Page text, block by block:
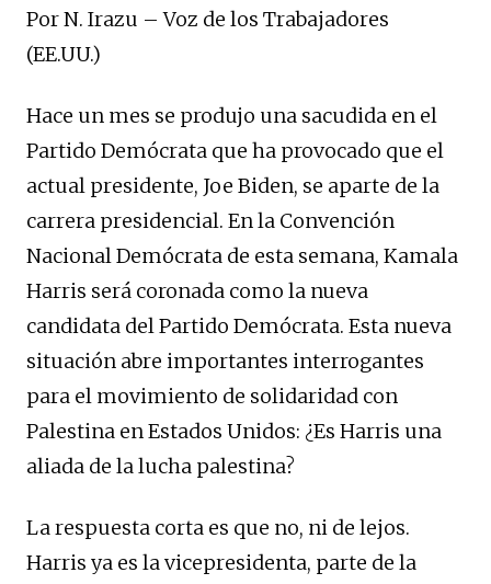
Por N. Irazu – Voz de los Trabajadores
(EE.UU.)
Hace un mes se produjo una sacudida en el
Partido Demócrata que ha provocado que el
actual presidente, Joe Biden, se aparte de la
carrera presidencial. En la Convención
Nacional Demócrata de esta semana, Kamala
Harris será coronada como la nueva
candidata del Partido Demócrata. Esta nueva
situación abre importantes interrogantes
para el movimiento de solidaridad con
Palestina en Estados Unidos: ¿Es Harris una
aliada de la lucha palestina?
La respuesta corta es que no, ni de lejos.
Harris ya es la vicepresidenta, parte de la